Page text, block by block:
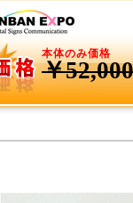
本体のみ価格
￥52,000